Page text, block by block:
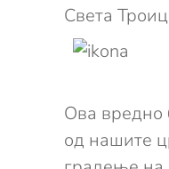
Света
Ова вредно
од нашите